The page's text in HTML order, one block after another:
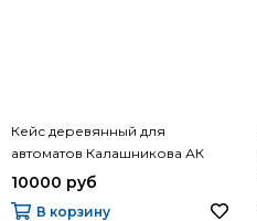
Кейс деревянный для
автоматов Калашникова АК
10000 руб
В корзину